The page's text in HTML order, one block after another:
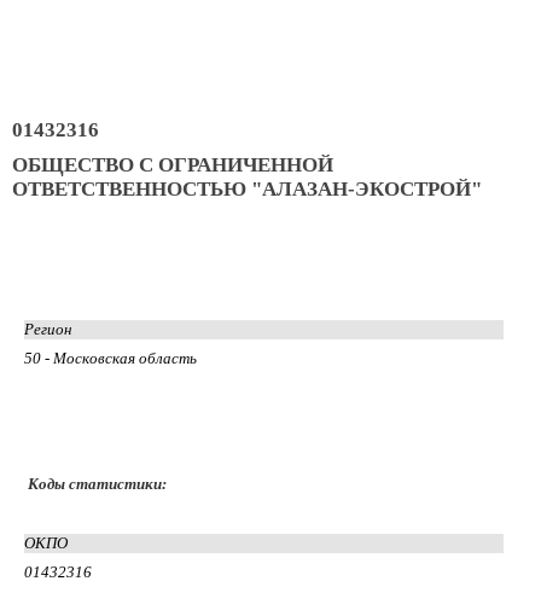
01432316
ОБЩЕСТВО С ОГРАНИЧЕННОЙ
ОТВЕТСТВЕННОСТЬЮ "АЛАЗАН-ЭКОСТРОЙ"
Регион
50 - Московская область
Коды статистики:
ОКПО
01432316